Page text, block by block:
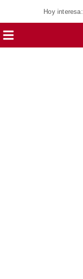
Hoy interesa: